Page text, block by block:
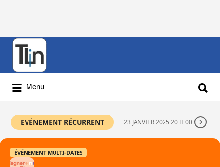
Rechercher
Menu
EVÉNEMENT RÉCURRENT 23 JANVIER 2025 20 H 00
ÉVÉNEMENT MULTI-DATES